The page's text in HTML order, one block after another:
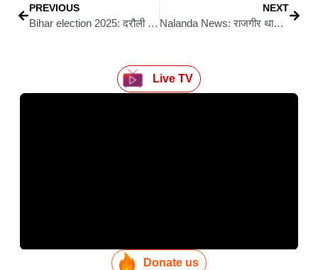
PREVIOUS
Bihar election 2025: दरौली विधायक सत्यदेव राम नामांकन के बाद गिरफ्तार, शपथ पत्र में किया था दावा—“कोई आपराधिक मामला लंबित नहीं”
NEXT
Nalanda News: राजगीर थाना बैरक में एएसआई ने खुद को गोली मार की आत्महत्या, पुलिस महकमे में मचा हड़कंप
Live TV
Donate us